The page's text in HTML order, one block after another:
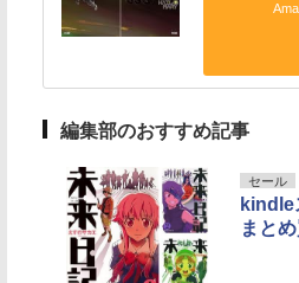
編集部のおすすめ記事
セール
kindle
まと